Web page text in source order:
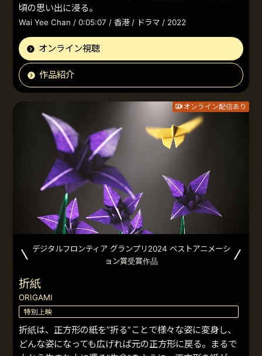
頃の思い出に浸る。
Wai Yee Chan / 0:05:07 / 香港 / ドラマ / 2022
オンライン視聴
作品紹介
オンライン配信あり
デジタルフロンティア グランプリ2024 ベストアニメーシ
ョン賞受賞作品
折紙
ORIGAMI
特別上映
折紙は、正方形の紙を”折る”ことで様々な姿に変身し、
どんな姿になっても広げれば元の正方形に戻る。まるで